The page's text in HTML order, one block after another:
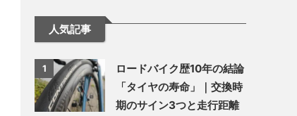
人気記事
1
ロードバイク歴10年の結論
「タイヤの寿命」｜交換時
期のサイン3つと走行距離